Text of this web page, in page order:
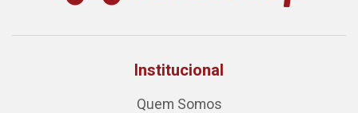
Institucional
Quem Somos